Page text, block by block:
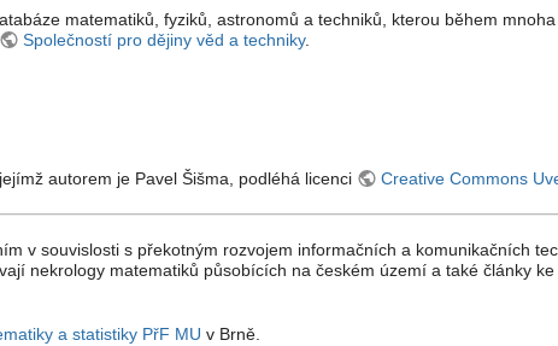
matematiků, fyziků, astronomů a techniků, kterou během
Společností pro dějiny věd a techniky.
autorem je Pavel Šišma, podléhá licenci Creative Commons
v souvislosti s překotným rozvojem informačních a komunikačních
nekrology matematiků působících na českém území a také články
a statistiky PřF MU v Brně.